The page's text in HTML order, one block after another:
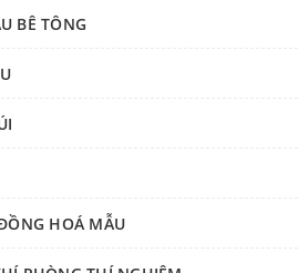
BÊ TÔNG
HOÁ MẪU